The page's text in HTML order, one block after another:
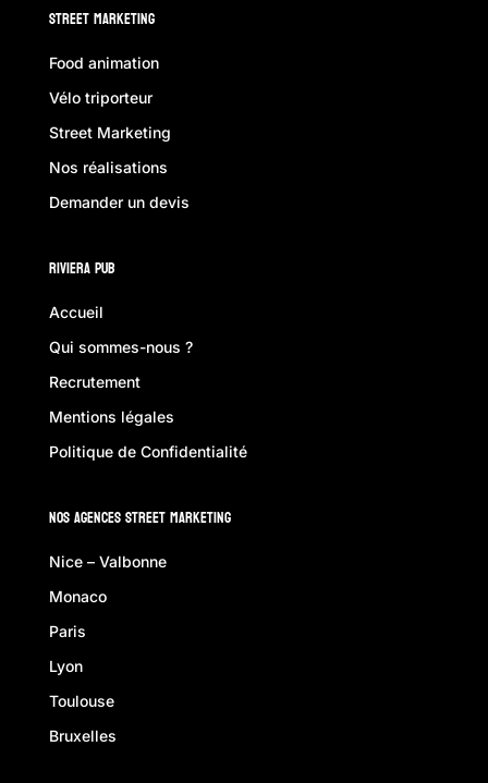
Street Marketing
Food animation
Vélo triporteur
Street Marketing
Nos réalisations
Demander un devis
Riviera Pub
Accueil
Qui sommes-nous ?
Recrutement
Mentions légales
Politique de Confidentialité
Nos Agences Street Marketing
Nice – Valbonne
Monaco
Paris
Lyon
Toulouse
Bruxelles